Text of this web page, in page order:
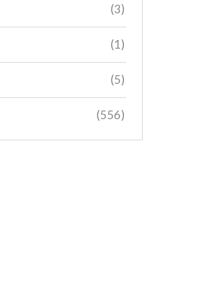
(3)
(1)
(5)
(556)